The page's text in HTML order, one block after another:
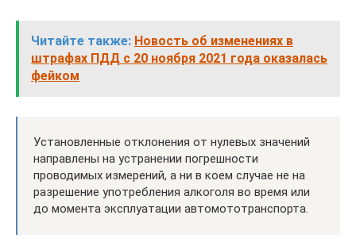
Читайте также: Новость об изменениях в
штрафах ПДД с 20 ноября 2021 года оказалась
фейком
Установленные отклонения от нулевых значений
направлены на устранении погрешности
проводимых измерений, а ни в коем случае не на
разрешение употребления алкоголя во время или
до момента эксплуатации автомототранспорта.